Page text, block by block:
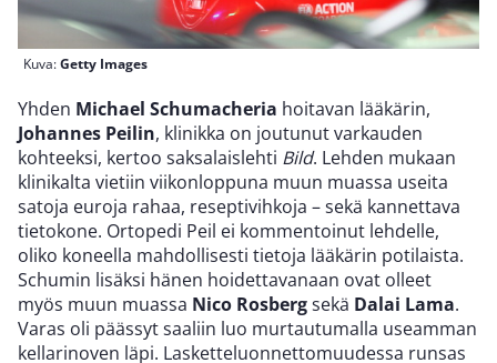
Kuva:Getty Images
Yhden Michael Schumacheria hoitavan lääkärin,
Johannes Peilin, klinikka on joutunut varkauden
kohteeksi, kertoo saksalaislehti Bild. Lehden mukaan
klinikalta vietiin viikonloppuna muun muassa useita
satoja euroja rahaa, reseptivihkoja – sekä kannettava
tietokone. Ortopedi Peil ei kommentoinut lehdelle,
oliko koneella mahdollisesti tietoja lääkärin potilaista.
Schumin lisäksi hänen hoidettavanaan ovat olleet
myös muun muassa Nico Rosbergsekä Dalai Lama.
Varas oli päässyt saaliin luo murtautumalla useamman
kellarinoven läpi. Lasketteluonnettomuudessa runsas